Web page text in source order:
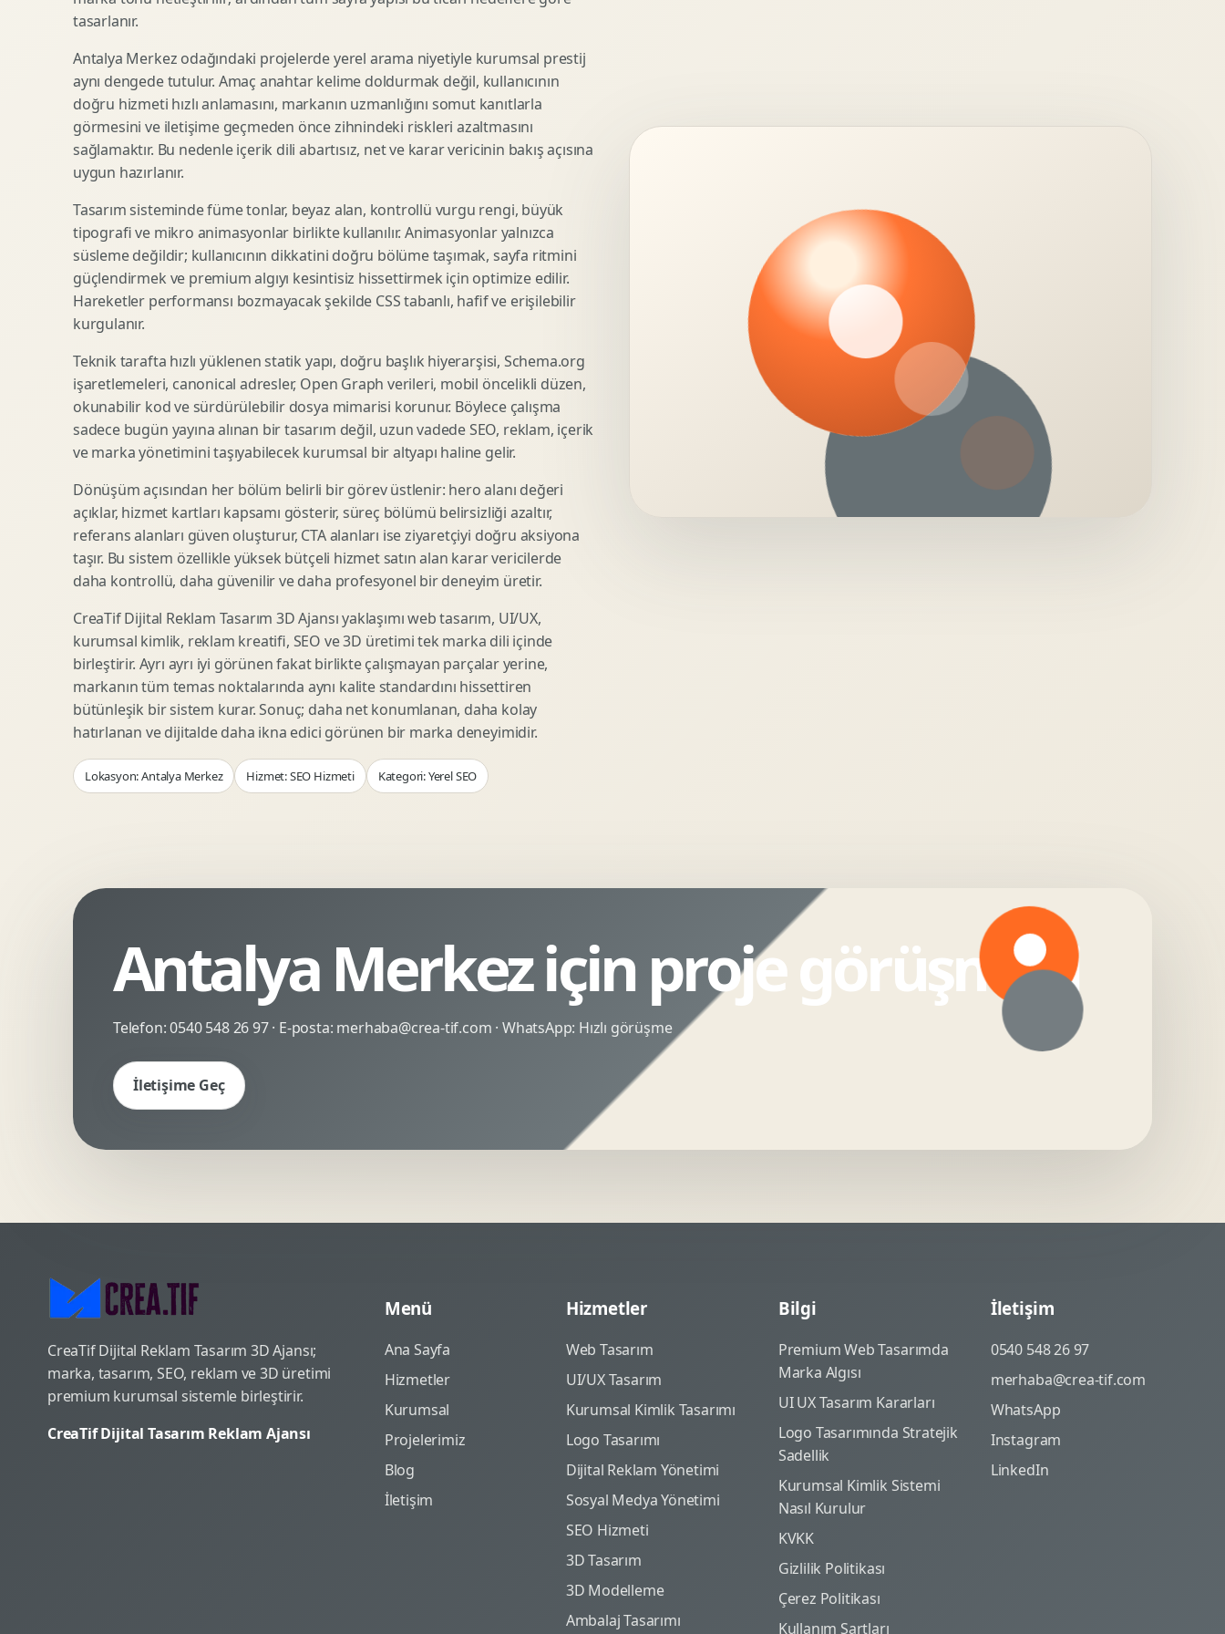
SEO Icerik Stratejisi
Schema Markup Optimizasyonu 3D Lansman Filmi Teknik Modelleme
Premium Ambalaj Tasarimi
Etiket Tasarimi
Kutu Tasarimi
Raf Gorunurlugu
Gida Ambalaj Tasarimi
Kozmetik Ambalaj Tasarimi
E Ticaret Kutu Tasarimi
Ambalaj Mockup Tasarimi
Afis Tasarimi
Brosur Tasarimi
Sunum Tasarimi
Katalog Tasarimi
Infografik Tasarimi
Fuaye Gorsel Tasarimi
Kurumsal Ilan Tasarimi
Marka Stratejisi
Marka Konumlandirma
Rekabet Analizi
Hedef Kitle Analizi
Marka Mimarisi
Deger Onerisi Tasarimi
Pazara Giris Stratejisi
Shopify Tasarim
Woocommerce Tasarim
Eticaret UX Optimizasyonu
Kategori Sayfasi Tasarimi
Sepet Odeme UX
Eticaret SEO Altyapisi
Lead Generation Landing Page
Reklam Landing Page
Webinar Landing Page
App Landing Page
Form Optimizasyonu
Sales Page Tasarimi
Display Banner Tasarimi
Video Reklam Kreatifi
Outdoor Reklam Tasarimi
Performans Kreatif Seti
Story Reklam Tasarimi
Statik Reklam Gorseli
Motion Banner Tasarimi
Logo Animasyonu
Mikro Animasyon Tasarimi
Reklam Motion Video
Arayuz Animasyonu
Sosyal Medya Motion
Webgl Deneyim Tasarimi
AI Gorsel Konsept
No Code Prototip
Veri Gorsellestirme
tasarlanır.
Antalya Merkez odağındaki projelerde yerel arama niyetiyle kurumsal prestij
aynı dengede tutulur. Amaç anahtar kelime doldurmak değil, kullanıcının
doğru hizmeti hızlı anlamasını, markanın uzmanlığını somut kanıtlarla
görmesini ve iletişime geçmeden önce zihnindeki riskleri azaltmasını
sağlamaktır. Bu nedenle içerik dili abartısız, net ve karar vericinin bakış açısına
uygun hazırlanır.
Tasarım sisteminde füme tonlar, beyaz alan, kontrollü vurgu rengi, büyük
tipografi ve mikro animasyonlar birlikte kullanılır. Animasyonlar yalnızca
süsleme değildir; kullanıcının dikkatini doğru bölüme taşımak, sayfa ritmini
güçlendirmek ve premium algıyı kesintisiz hissettirmek için optimize edilir.
Hareketler performansı bozmayacak şekilde CSS tabanlı, hafif ve erişilebilir
kurgulanır.
Teknik tarafta hızlı yüklenen statik yapı, doğru başlık hiyerarşisi, Schema.org
işaretlemeleri, canonical adresler, Open Graph verileri, mobil öncelikli düzen,
okunabilir kod ve sürdürülebilir dosya mimarisi korunur. Böylece çalışma
sadece bugün yayına alınan bir tasarım değil, uzun vadede SEO, reklam, içerik
ve marka yönetimini taşıyabilecek kurumsal bir altyapı haline gelir.
Dönüşüm açısından her bölüm belirli bir görev üstlenir: hero alanı değeri
açıklar, hizmet kartları kapsamı gösterir, süreç bölümü belirsizliği azaltır,
referans alanları güven oluşturur, CTA alanları ise ziyaretçiyi doğru aksiyona
taşır. Bu sistem özellikle yüksek bütçeli hizmet satın alan karar vericilerde
daha kontrollü, daha güvenilir ve daha profesyonel bir deneyim üretir.
CreaTif Dijital Reklam Tasarım 3D Ajansı yaklaşımı web tasarım, UI/UX,
kurumsal kimlik, reklam kreatifi, SEO ve 3D üretimi tek marka dili içinde
birleştirir. Ayrı ayrı iyi görünen fakat birlikte çalışmayan parçalar yerine,
markanın tüm temas noktalarında aynı kalite standardını hissettiren
bütünleşik bir sistem kurar. Sonuç; daha net konumlanan, daha kolay
hatırlanan ve dijitalde daha ikna edici görünen bir marka deneyimidir.
Lokasyon: Antalya Merkez Hizmet: SEO Hizmeti Kategori: Yerel SEO
Antalya Merkez için proje görüşmesi
Telefon:0540 548 26 97· E-posta: merhaba@crea-tif.com · WhatsApp: Hızlı görüşme
İletişime Geç
CreaTif Dijital Reklam Tasarım 3D Ajansı;
marka, tasarım, SEO, reklam ve 3D üretimi
premium kurumsal sistemle birleştirir.
CreaTif Dijital Tasarım Reklam Ajansı
Menü
Ana Sayfa
Hizmetler
Kurumsal
Projelerimiz
Blog
İletişim
Hizmetler
Web Tasarım
UI/UX Tasarım
Kurumsal Kimlik Tasarımı
Logo Tasarımı
Dijital Reklam Yönetimi
Sosyal Medya Yönetimi
SEO Hizmeti
3D Tasarım
3D Modelleme
Ambalaj Tasarımı
Bilgi
Premium Web Tasarımda
Marka Algısı
UI UX Tasarım Kararları
Logo Tasarımında Stratejik
Sadellik
Kurumsal Kimlik Sistemi
Nasıl Kurulur
KVKK
Gizlilik Politikası
Çerez Politikası
Kullanım Şartları
İletişim
0540 548 26 97
merhaba@crea-tif.com
WhatsApp
Instagram
LinkedIn